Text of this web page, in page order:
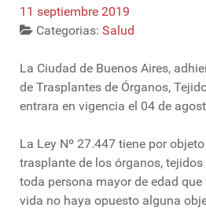
11 septiembre 2019
Categorias: Salud
La Ciudad de Buenos Aires,
de Trasplantes de Órganos,
entrara en vigencia el 04 de
La Ley Nº 27.447 tiene por
trasplante de los órganos,
toda persona mayor de edad
vida no haya opuesto alguna